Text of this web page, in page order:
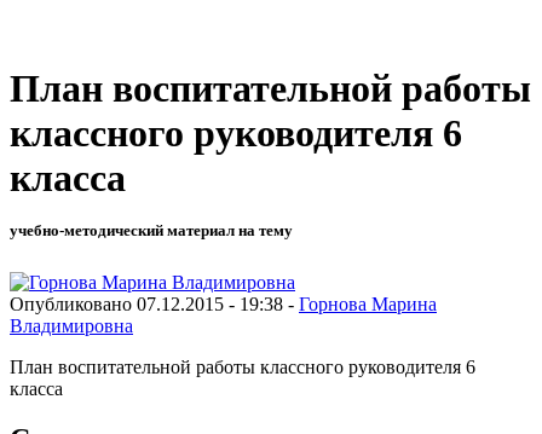
План воспитательной работы
классного руководителя 6
класса
учебно-методический материал на тему
Опубликовано 07.12.2015 - 19:38 - Горнова Марина
Владимировна
План воспитательной работы классного руководителя 6
класса